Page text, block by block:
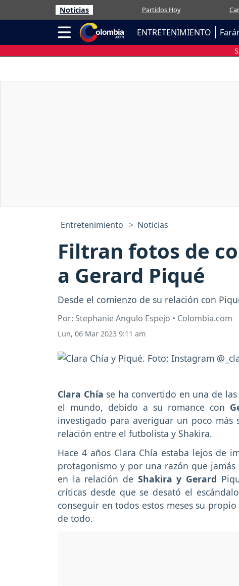
Noticias Partidos Hoy
ENTRETENIMIENTO
Entretenimiento Noticias
Filtran fotos de
a Gerard Piqué
Desde el comienzo de su relación con
Por: Stephanie Angulo Espejo • Colombia.com
Lun, 06 Mar 2023 9:11 am
Clara Chía se ha convertido en una de
el mundo, debido a su romance con
investigado para averiguar un poco
relación entre el futbolista y Shakira.
Hace 4 años Clara Chía estaba lejos de
protagonismo y por una razón que
en la relación de Shakira y Gerard
críticas desde que se desató el
conseguir en todos estos meses su
de todo.